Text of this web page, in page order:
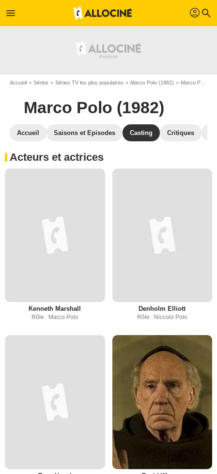
menu profil search
Accueil Séries Séries TV les plus populaires Marco Polo (1982) Marco Polo (1982) S01
Marco Polo (1982)
Accueil Saisons et Episodes Casting Critiques
Acteurs et actrices
Kenneth Marshall
Rôle : Marco Polo
Denholm Elliott
Rôle : Niccolò Polo